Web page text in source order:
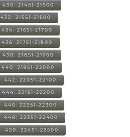
430: 21451-21500
432: 21551-21600
434: 21651-21700
436: 21751-21800
438: 21851-21900
440: 21951-22000
442: 22051-22100
444: 22151-22200
446: 22251-22300
448: 22351-22400
450: 22451-22500